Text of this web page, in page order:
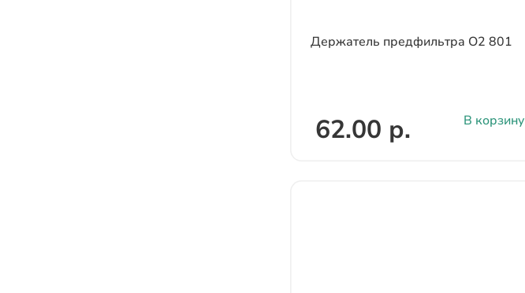
Держатель предфильтра О2 801
62.00 р. В корзину